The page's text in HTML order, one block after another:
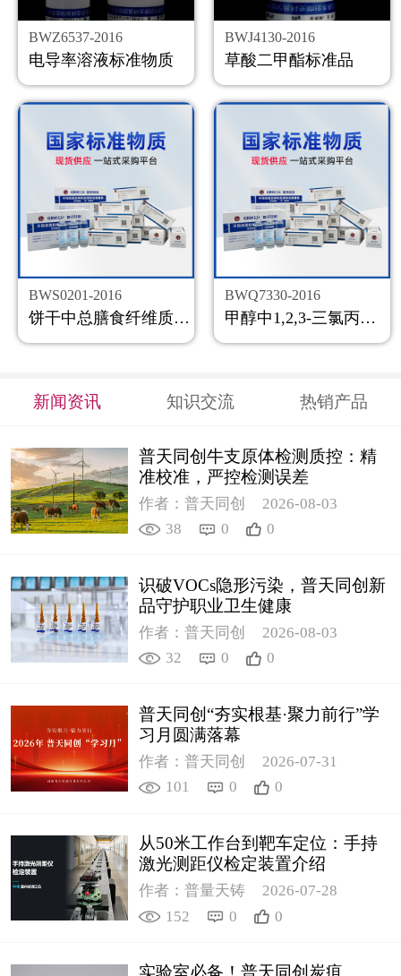
BWZ6537-2016
电导率溶液标准物质
BWJ4130-2016
草酸二甲酯标准品
BWS0201-2016
饼干中总膳食纤维质控样品
BWQ7330-2016
甲醇中1,2,3-三氯丙烷溶液标准物质
新闻资讯 知识交流 热销产品
普天同创牛支原体检测质控：精
准校准，严控检测误差
作者：普天同创
2026-08-03
38
0 0
识破VOCs隐形污染，普天同创新
品守护职业卫生健康
作者：普天同创
2026-08-03
32
0 0
普天同创“夯实根基·聚力前行”学
习月圆满落幕
作者：普天同创
2026-07-31
101
0 0
从50米工作台到靶车定位：手持
激光测距仪检定装置介绍
作者：普量天铸
2026-07-28
152
0 0
会员中心
联系我们
返回主页